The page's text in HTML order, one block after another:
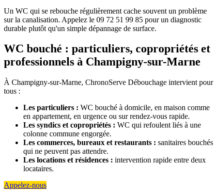
Un WC qui se rebouche régulièrement cache souvent un problème
sur la canalisation. Appelez le 09 72 51 99 85 pour un diagnostic
durable plutôt qu'un simple dépannage de surface.
WC bouché : particuliers, copropriétés et
professionnels à Champigny-sur-Marne
À Champigny-sur-Marne, ChronoServe Débouchage intervient pour
tous :
Les particuliers : WC bouché à domicile, en maison comme
en appartement, en urgence ou sur rendez-vous rapide.
Les syndics et copropriétés : WC qui refoulent liés à une
colonne commune engorgée.
Les commerces, bureaux et restaurants : sanitaires bouchés
qui ne peuvent pas attendre.
Les locations et résidences : intervention rapide entre deux
locataires.
Appelez-nous